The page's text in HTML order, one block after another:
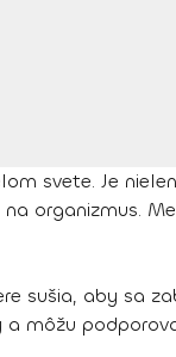
svete. Je
organizmus.
sušia, aby sa
môžu